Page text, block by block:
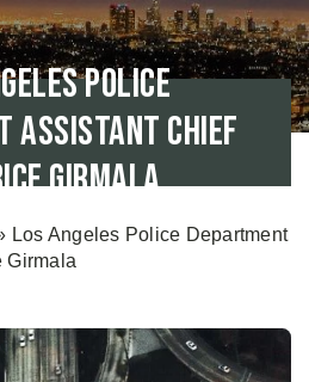
Police
Assistant Chief
Girmala
Los Angeles Police Department
Girmala